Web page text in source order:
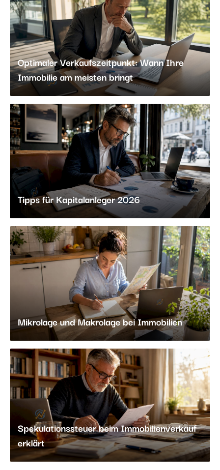
Optimaler Verkaufszeitpunkt: Wann Ihre
Immobilie am meisten bringt
Tipps für Kapitalanleger 2026
Mikrolage und Makrolage bei Immobilien
Spekulationssteuer beim Immobilienverkauf
erklärt